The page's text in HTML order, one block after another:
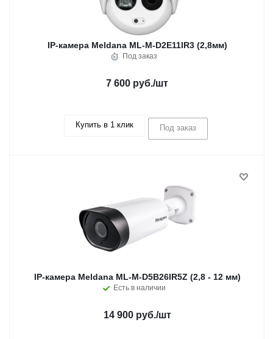
IP-камера Meldana ML-M-D2E11IR3 (2,8мм)
Под заказ
7 600 руб./шт
Купить в 1 клик Под заказ
IP-камера Meldana ML-M-D5B26IR5Z (2,8 - 12 мм)
Есть в наличии
14 900 руб./шт